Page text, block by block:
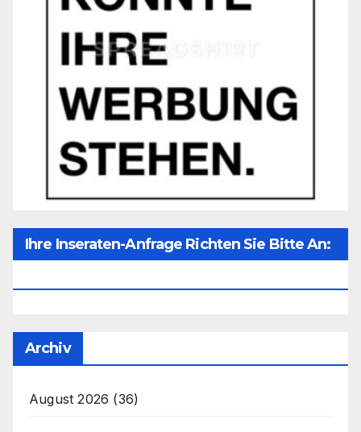
Ihre Inseraten-Anfrage Richten Sie Bitte An:
Archiv
August 2026 (36)